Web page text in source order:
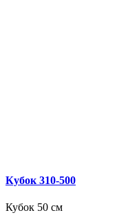
Кубок 310‑500
Кубок 50 см